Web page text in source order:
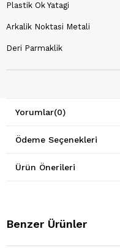
Plastik Ok Yatagi
Arkalik Noktasi Metali
Deri Parmaklik
Yorumlar(0)
Ödeme Seçenekleri
Ürün Önerileri
Benzer Ürünler